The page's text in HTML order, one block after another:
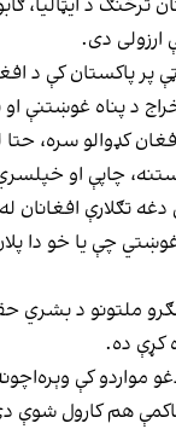
ترڅنګ د
ارزولی دی.
د پناه غوښتنې
کډوالو سره،
چاپې او
دغه تګلارې
چې یا خو دا
ملتونو د بشري
کړې ده.
مواردو کې
هم کارول شوې